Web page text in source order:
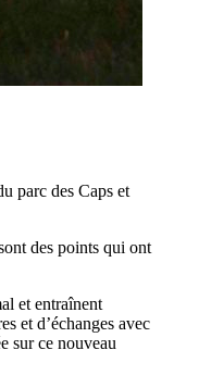
parc des Caps et
des points qui ont
et entraînent
et d’échanges avec
sur ce nouveau